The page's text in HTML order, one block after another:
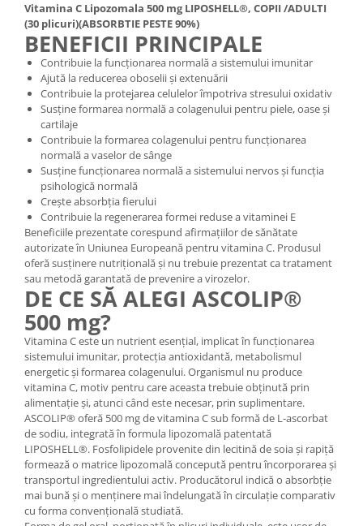
Vitamina C Lipozomala 500 mg LIPOSHELL®, COPII /ADULTI
(30 plicuri)(ABSORBTIE PESTE 90%)
BENEFICII PRINCIPALE
Contribuie la funcționarea normală a sistemului imunitar
Ajută la reducerea oboselii și extenuării
Contribuie la protejarea celulelor împotriva stresului oxidativ
Susține formarea normală a colagenului pentru piele, oase și
cartilaje
Contribuie la formarea colagenului pentru funcționarea
normală a vaselor de sânge
Susține funcționarea normală a sistemului nervos și funcția
psihologică normală
Crește absorbția fierului
Contribuie la regenerarea formei reduse a vitaminei E
Beneficiile prezentate corespund afirmațiilor de sănătate
autorizate în Uniunea Europeană pentru vitamina C. Produsul
oferă susținere nutrițională și nu trebuie prezentat ca tratament
sau metodă garantată de prevenire a virozelor.
DE CE SĂ ALEGI ASCOLIP®
500 mg?
Vitamina C este un nutrient esențial, implicat în funcționarea
sistemului imunitar, protecția antioxidantă, metabolismul
energetic și formarea colagenului. Organismul nu produce
vitamina C, motiv pentru care aceasta trebuie obținută prin
alimentație și, atunci când este necesar, prin suplimentare.
ASCOLIP® oferă 500 mg de vitamina C sub formă de L-ascorbat
de sodiu, integrată în formula lipozomală patentată
LIPOSHELL®. Fosfolipidele provenite din lecitină de soia și rapiță
formează o matrice lipozomală concepută pentru încorporarea și
transportul ingredientului activ. Producătorul indică o absorbție
mai bună și o menținere mai îndelungată în circulație comparativ
cu forma convențională studiată.